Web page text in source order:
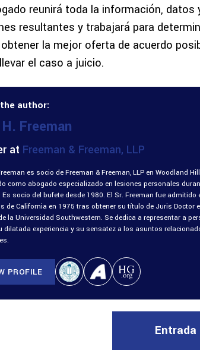
reunirá toda la información, datos
resultantes y trabajará para
la mejor oferta de acuerdo
el caso a juicio.
author:
Freeman
at Freeman & Freeman, LLP
es socio de Freeman & Freeman, LLP en Woodland
como abogado especializado en lesiones personales
socio del bufete desde 1980. El Sr. Freeman fue admitido
de California en 1975 tras obtener su título de Juris Doctor
la Universidad Southwestern. Se dedica a representar a
dilatada experiencia y su sensatez a los asuntos
PROFILE